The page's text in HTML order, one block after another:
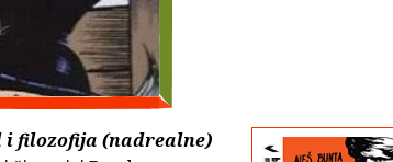
i filozofija (nadrealne)